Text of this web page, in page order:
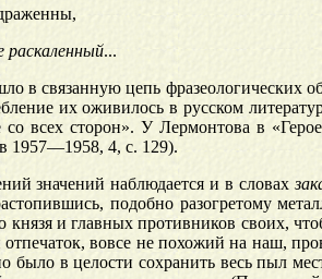
раскаленный...
в связанную цепь фразеологических
их оживилось в русском
со всех сторон». У Лермонтова в
1957—1958, 4, с. 129).
значений наблюдается и в словах
подобно разогретому
князя и главных противников своих,
отпечаток, вовсе не похожий на наш,
было в целости сохранить весь пыл